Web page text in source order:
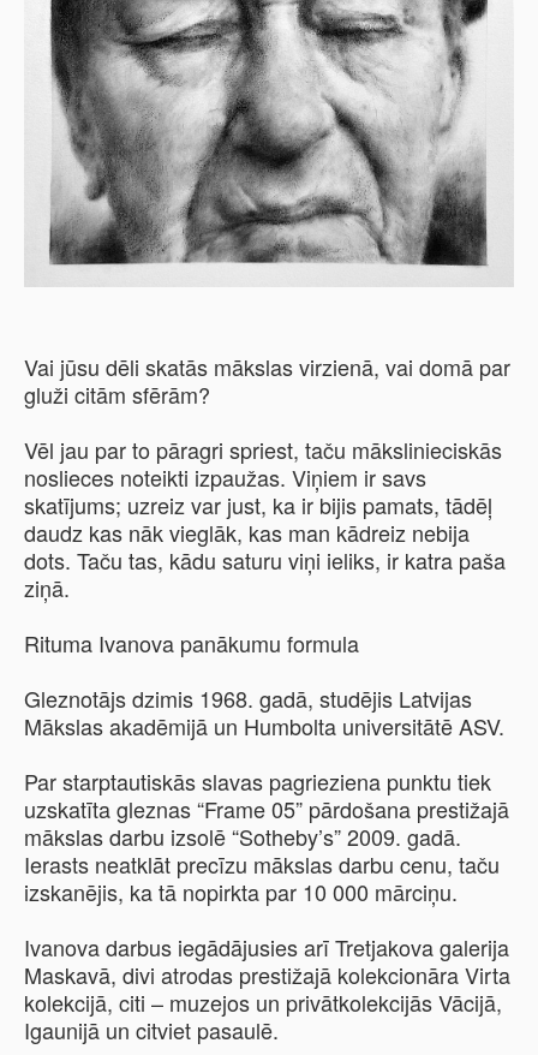
Vai jūsu dēli skatās mākslas virzienā, vai domā par
gluži citām sfērām?
Vēl jau par to pāragri spriest, taču mākslinieciskās
noslieces noteikti izpaužas. Viņiem ir savs
skatījums; uzreiz var just, ka ir bijis pamats, tādēļ
daudz kas nāk vieglāk, kas man kādreiz nebija
dots. Taču tas, kādu saturu viņi ieliks, ir katra paša
ziņā.
Rituma Ivanova panākumu formula
Gleznotājs dzimis 1968. gadā, studējis Latvijas
Mākslas akadēmijā un Humbolta universitātē ASV.
Par starptautiskās slavas pagrieziena punktu tiek
uzskatīta gleznas “Frame 05” pārdošana prestižajā
mākslas darbu izsolē “Sotheby’s” 2009. gadā.
Ierasts neatklāt precīzu mākslas darbu cenu, taču
izskanējis, ka tā nopirkta par 10 000 mārciņu.
Ivanova darbus iegādājusies arī Tretjakova galerija
Maskavā, divi atrodas prestižajā kolekcionāra Virta
kolekcijā, citi – muzejos un privātkolekcijās Vācijā,
Igaunijā un citviet pasaulē.